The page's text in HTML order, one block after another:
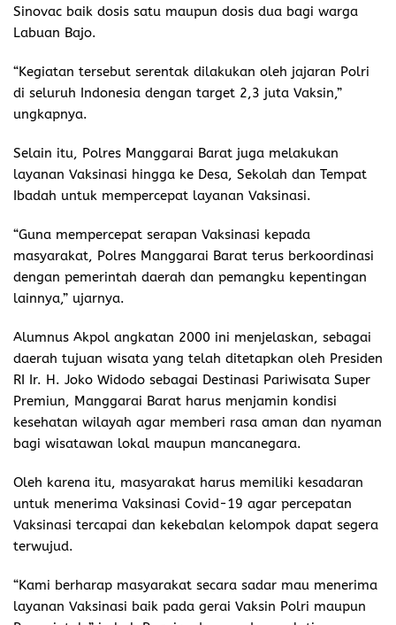
Sinovac baik dosis satu maupun dosis dua bagi warga
Labuan Bajo.
“Kegiatan tersebut serentak dilakukan oleh jajaran Polri
di seluruh Indonesia dengan target 2,3 juta Vaksin,”
ungkapnya.
Selain itu, Polres Manggarai Barat juga melakukan
layanan Vaksinasi hingga ke Desa, Sekolah dan Tempat
Ibadah untuk mempercepat layanan Vaksinasi.
“Guna mempercepat serapan Vaksinasi kepada
masyarakat, Polres Manggarai Barat terus berkoordinasi
dengan pemerintah daerah dan pemangku kepentingan
lainnya,” ujarnya.
Alumnus Akpol angkatan 2000 ini menjelaskan, sebagai
daerah tujuan wisata yang telah ditetapkan oleh Presiden
RI Ir. H. Joko Widodo sebagai Destinasi Pariwisata Super
Premiun, Manggarai Barat harus menjamin kondisi
kesehatan wilayah agar memberi rasa aman dan nyaman
bagi wisatawan lokal maupun mancanegara.
Oleh karena itu, masyarakat harus memiliki kesadaran
untuk menerima Vaksinasi Covid-19 agar percepatan
Vaksinasi tercapai dan kekebalan kelompok dapat segera
terwujud.
“Kami berharap masyarakat secara sadar mau menerima
layanan Vaksinasi baik pada gerai Vaksin Polri maupun